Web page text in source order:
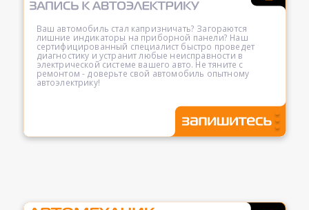
Ваш автомобиль стал капризничать? Загораются
лишние индикаторы на приборной панели? Наш
сертифицированный специалист быстро проведет
диагностику и устранит любые неисправности в
электрической системе вашего авто. Не тяните с
ремонтом - доверьте свой автомобиль опытному
автоэлектрику!